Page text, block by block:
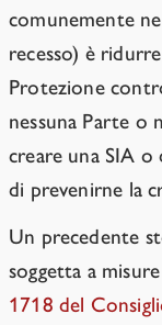
comunemente
recesso) è
Protezione
nessuna Parte o
creare una SIA
di prevenirne la
Un precedente
soggetta a
1718 del